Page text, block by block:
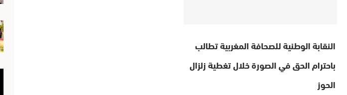
النقابة الوطنية للصحافة المغربية تطالب
باحترام الحق في الصورة خلال تغطية زلزال
الحوز